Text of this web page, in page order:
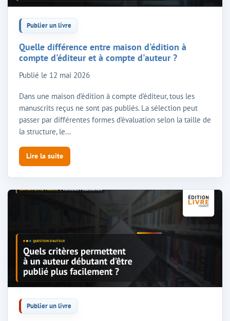
Publier un livre
Quelle différence entre maison d'édition à
compte d'éditeur et à compte d'auteur ?
Publié le 12 mai 2026
Dans une maison d’édition à compte d’éditeur, tous les
manuscrits reçus ne sont pas publiés. La sélection peut
passer par différentes formes d’évaluation selon la taille de
la structure, le...
Lire la suite
Publier un livre